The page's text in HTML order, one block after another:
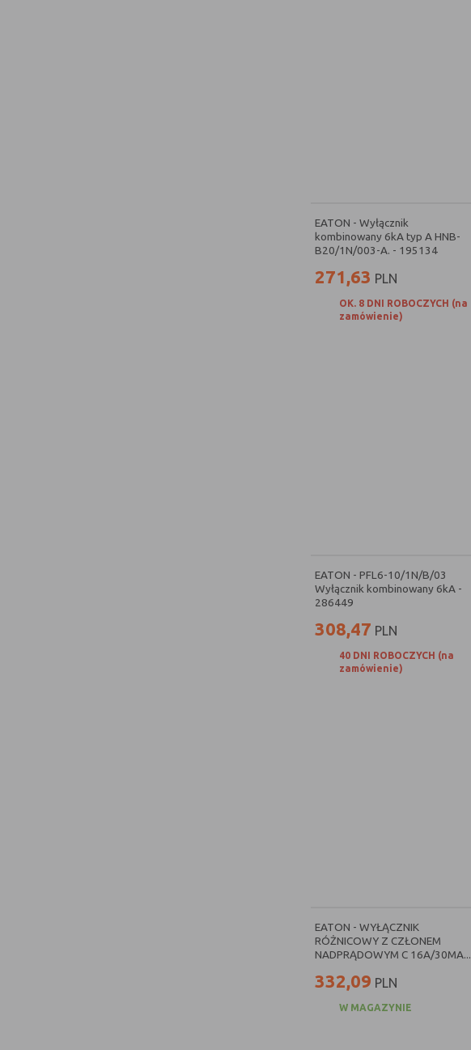
EATON - Wyłącznik
kombinowany 6kA typ A HNB-
B20/1N/003-A. - 195134
271,63 PLN
OK. 8 DNI ROBOCZYCH (na
zamówienie)
EATON - PFL6-10/1N/B/03
Wyłącznik kombinowany 6kA -
286449
308,47 PLN
40 DNI ROBOCZYCH (na
zamówienie)
EATON - WYŁĄCZNIK
RÓŻNICOWY Z CZŁONEM
NADPRĄDOWYM C 16A/30MA...
332,09 PLN
W MAGAZYNIE